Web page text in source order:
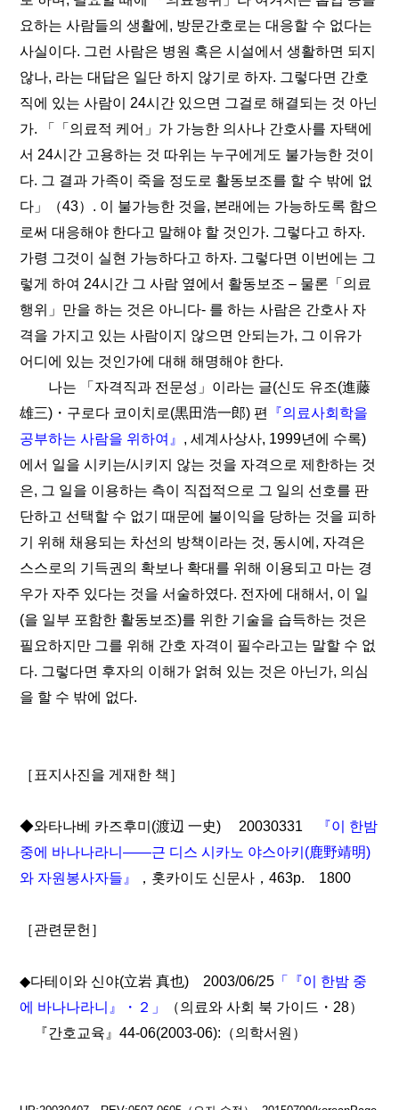
요하는 사람들의 생활에, 방문간호로는 대응할 수 없다는
사실이다. 그런 사람은 병원 혹은 시설에서 생활하면 되지
않나, 라는 대답은 일단 하지 않기로 하자. 그렇다면 간호
직에 있는 사람이 24시간 있으면 그걸로 해결되는 것 아닌
가. 「「의료적 케어」가 가능한 의사나 간호사를 자택에
서 24시간 고용하는 것 따위는 누구에게도 불가능한 것이
다. 그 결과 가족이 죽을 정도로 활동보조를 할 수 밖에 없
다」（43）. 이 불가능한 것을, 본래에는 가능하도록 함으
로써 대응해야 한다고 말해야 할 것인가. 그렇다고 하자.
가령 그것이 실현 가능하다고 하자. 그렇다면 이번에는 그
렇게 하여 24시간 그 사람 옆에서 활동보조 – 물론「의료
행위」만을 하는 것은 아니다- 를 하는 사람은 간호사 자
격을 가지고 있는 사람이지 않으면 안되는가, 그 이유가
어디에 있는 것인가에 대해 해명해야 한다.
나는 「자격직과 전문성」이라는 글(신도 유조(進藤
雄三)・구로다 코이치로(黒田浩一郎) 편
『의료사회학을
공부하는 사람을 위하여』 , 세계사상사, 1999년에 수록)
에서 일을 시키는/시키지 않는 것을 자격으로 제한하는 것
은, 그 일을 이용하는 측이 직접적으로 그 일의 선호를 판
단하고 선택할 수 없기 때문에 불이익을 당하는 것을 피하
기 위해 채용되는 차선의 방책이라는 것, 동시에, 자격은
스스로의 기득권의 확보나 확대를 위해 이용되고 마는 경
우가 자주 있다는 것을 서술하였다. 전자에 대해서, 이 일
(을 일부 포함한 활동보조)를 위한 기술을 습득하는 것은
필요하지만 그를 위해 간호 자격이 필수라고는 말할 수 없
다. 그렇다면 후자의 이해가 얽혀 있는 것은 아닌가, 의심
을 할 수 밖에 없다.
［표지사진을 게재한 책］
◆와타나베 카즈후미(渡辺 一史) 20030331
『이 한밤
중에 바나나라니――근 디스 시카노 야스아키(鹿野靖明)
와 자원봉사자들』
，홋카이도 신문사，463p. 1800
［관련문헌］
◆다테이와 신야(立岩 真也) 2003/06/25 「『이 한밤 중
에 바나나라니』・２」
（의료와 사회 북 가이드・28）
『간호교육』44-06(2003-06):（의학서원）